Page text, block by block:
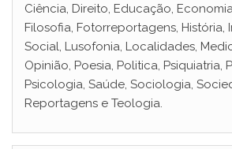
Ciência, Direito, Educação,
Filosofia, Fotorreportagens, História,
Social, Lusofonia, Localidades,
Opinião, Poesia, Politica, Psiquiatria,
Psicologia, Saúde, Sociologia,
Reportagens e Teologia.